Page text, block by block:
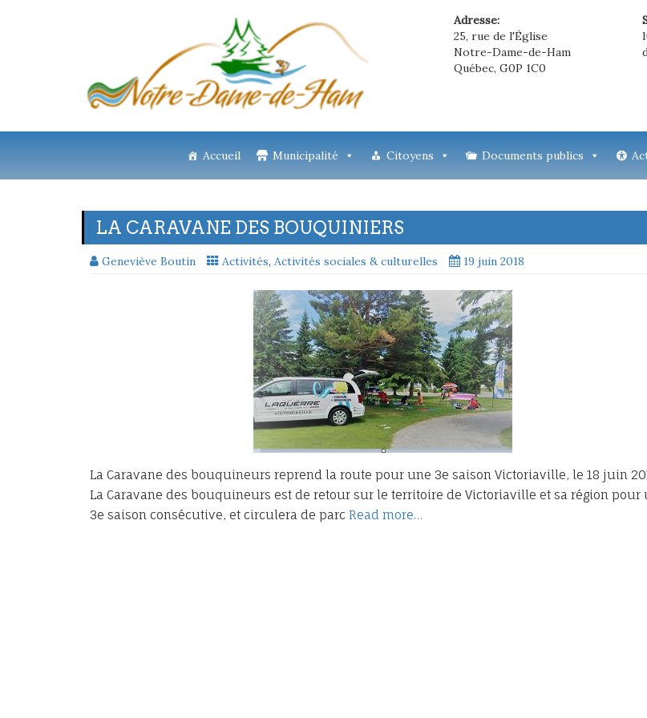
Adresse:
25, rue de l'Église
Notre-Dame-de-Ham
Québec, G0P 1C0
Accueil Municipalité Citoyens Documents publics
LA CARAVANE DES BOUQUINIERS
Geneviève Boutin Activités, Activités sociales & culturelles 19 juin 2018
La Caravane des bouquineurs reprend la route pour une 3e saison Victoriaville, le 18 juin
La Caravane des bouquineurs est de retour sur le territoire de Victoriaville et sa région pour
3e saison consécutive, et circulera de parc Read more…